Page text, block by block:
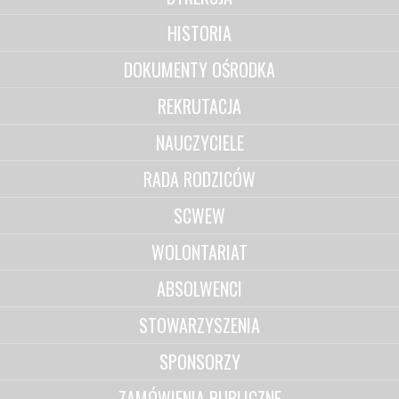
HISTORIA
DOKUMENTY OŚRODKA
REKRUTACJA
NAUCZYCIELE
RADA RODZICÓW
SCWEW
WOLONTARIAT
ABSOLWENCI
STOWARZYSZENIA
SPONSORZY